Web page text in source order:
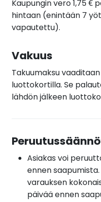
Kaupungin vero 1,75 €
hintaan (enintään 7
vapautettu).
Vakuus
Takuumaksu
luottokortilla. Se
lähdön jälkeen
Asiakas voi
ennen
varauksen
päivää ennen